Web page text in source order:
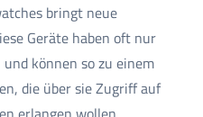
bringt neue
Geräte haben oft nur
können so zu einem
die über sie Zugriff auf